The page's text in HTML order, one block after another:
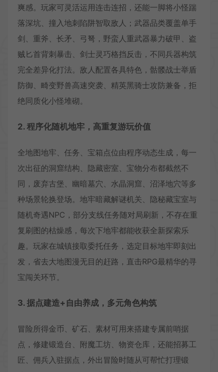
爽感。玩家可灵活运用连击连招，还能一脚将小怪踹
落深坑、撞入地刺陷阱智取敌人；武器品类覆盖单手
剑、重斧、长矛、弓弩，野蛮人重武器暴力破甲、盗
贼匕首背刺暴击、剑士灵巧格挡反击，不同兵器构筑
完全差异化打法。敌人配置各具特色，骷髅战士举盾
防御、畸变野兽高速突袭、精英黑骑士攻防兼备，拒
绝同质化小怪堆砌。
2. 程序化随机地牢，高重复游玩价值
全地图地牢、任务、宝箱点位由程序动态生成，每一
次出征的洞窟结构、隐藏密室、宝物分布都截然不
同，废弃古堡、幽暗墓穴、水晶洞窟、沼泽地穴等多
种场景轮换登场。地牢暗藏解谜机关、隐秘藏宝室与
随机奇遇NPC，部分支线任务随对局刷新，不存在重
复刷图的枯燥感，每次下地牢都能收获全新探索乐
趣。玩家在城镇接取委托任务，选定目标地牢即刻出
发，省去大地图漫无目的赶路，直击RPG最精华的寻
宝闯关环节。
3. 据点建造+自由养成，多元角色构筑
冒险所得金币、矿石、素材可用来搭建专属前哨据
点，修建锻造台、附魔工坊、物资仓库，还能招募工
匠、佣兵入驻据点，外出冒险时随从可帮忙打理锻